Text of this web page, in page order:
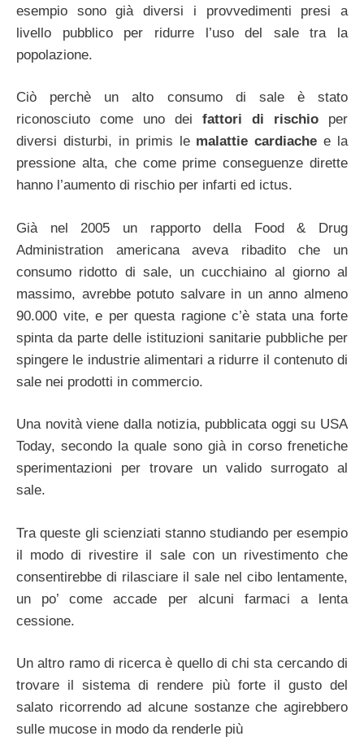
esempio sono già diversi i provvedimenti presi a
livello pubblico per ridurre l’uso del sale tra la
popolazione.
Ciò perchè un alto consumo di sale è stato
riconosciuto come uno dei fattori di rischio per
diversi disturbi, in primis le malattie cardiache e la
pressione alta, che come prime conseguenze dirette
hanno l’aumento di rischio per infarti ed ictus.
Già nel 2005 un rapporto della Food & Drug
Administration americana aveva ribadito che un
consumo ridotto di sale, un cucchiaino al giorno al
massimo, avrebbe potuto salvare in un anno almeno
90.000 vite, e per questa ragione c’è stata una forte
spinta da parte delle istituzioni sanitarie pubbliche per
spingere le industrie alimentari a ridurre il contenuto di
sale nei prodotti in commercio.
Una novità viene dalla notizia, pubblicata oggi su USA
Today, secondo la quale sono già in corso frenetiche
sperimentazioni per trovare un valido surrogato al
sale.
Tra queste gli scienziati stanno studiando per esempio
il modo di rivestire il sale con un rivestimento che
consentirebbe di rilasciare il sale nel cibo lentamente,
un po’ come accade per alcuni farmaci a lenta
cessione.
Un altro ramo di ricerca è quello di chi sta cercando di
trovare il sistema di rendere più forte il gusto del
salato ricorrendo ad alcune sostanze che agirebbero
sulle mucose in modo da renderle più